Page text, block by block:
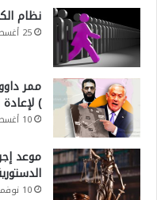
نظام
25 أغسطس، 2025
)
10 أغسطس، 2025
موعد
10 نوفمبر، 2025